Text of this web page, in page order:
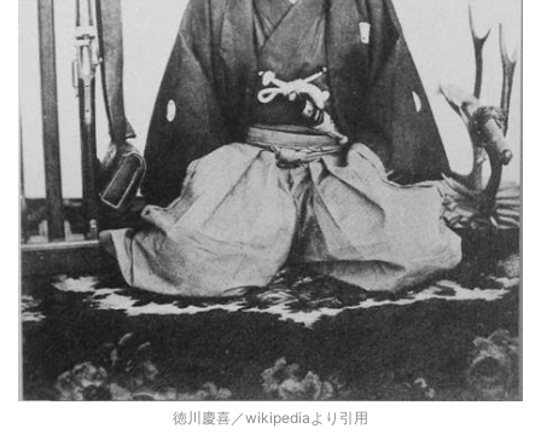
徳川慶喜／wikipediaより引用